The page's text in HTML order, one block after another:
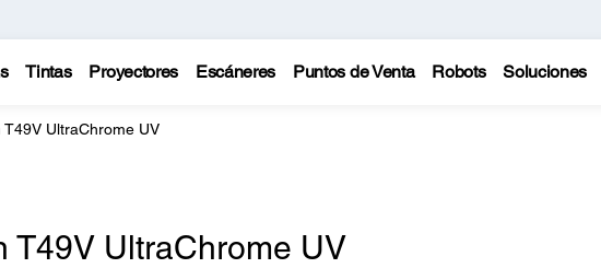
Tintas Proyectores Escáneres Puntos de Venta Robots Soluciones
T49V UltraChrome UV
T49V UltraChrome UV